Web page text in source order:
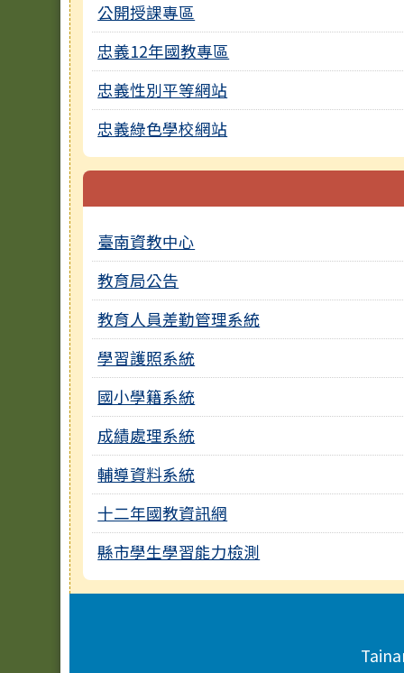
公開授課專區
忠義12年國教專區
忠義性別平等網站
忠義綠色學校網站
臺南資教中心
教育局公告
教育人員差勤管理系統
學習護照系統
國小學籍系統
成績處理系統
輔導資料系統
十二年國教資訊網
縣市學生學習能力檢測